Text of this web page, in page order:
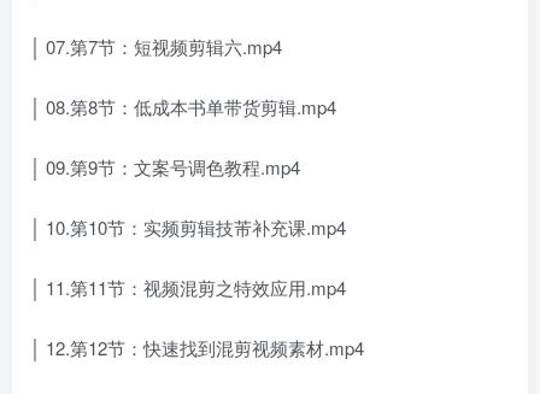
│ 07.第7节：短视频剪辑六.mp4
│ 08.第8节：低成本书单带货剪辑.mp4
│ 09.第9节：文案号调色教程.mp4
│ 10.第10节：实频剪辑技芾补充课.mp4
│ 11.第11节：视频混剪之特效应用.mp4
│ 12.第12节：快速找到混剪视频素材.mp4